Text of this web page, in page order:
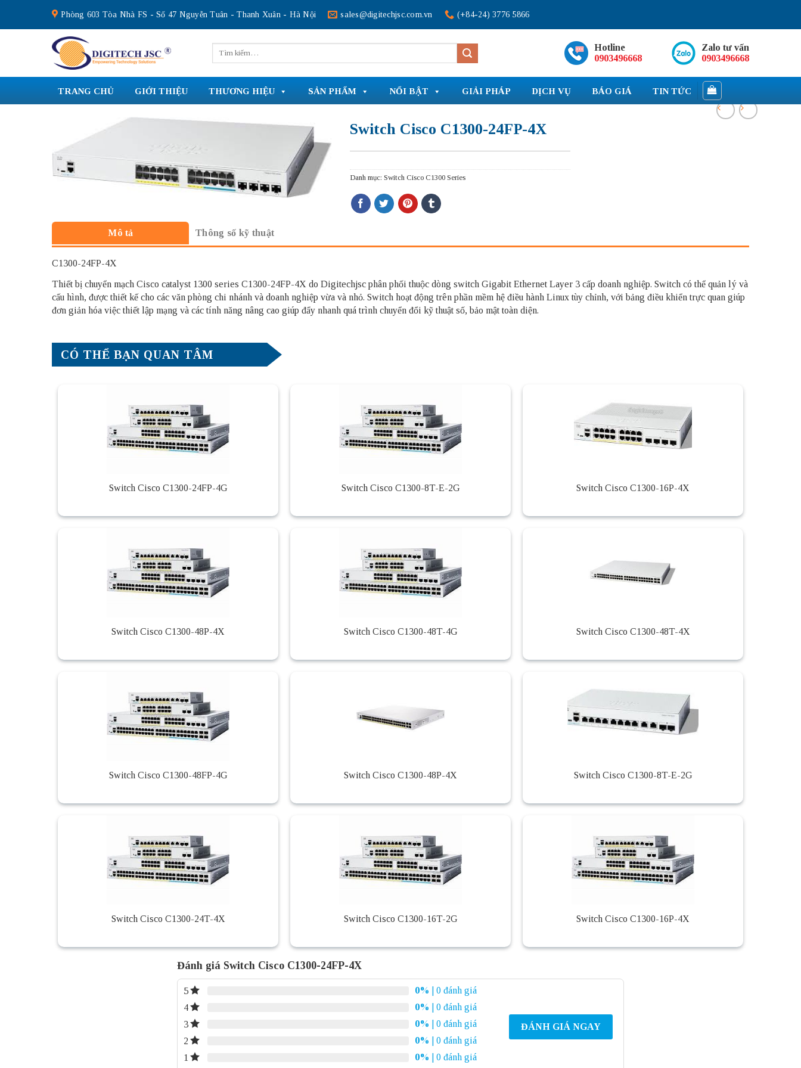
content
Phòng 603 Tòa Nhà FS - Số 47 Nguyễn Tuân - Thanh Xuân - Hà Nội sales@digitechjsc.com.vn (+84-24) 3776 5866
kiếm:
Hotline
0903496668
Zalo tư vấn
0903496668
TRANG CHỦ GIỚI THIỆU THƯƠNG HIỆU SẢN PHẨM NỔI BẬT GIẢI PHÁP DỊCH VỤ BÁO GIÁ TIN TỨC
Switch Cisco C1300-24FP-4X
Danh mục: Switch Cisco C1300 Series
Mô tả Thông số kỹ thuật
C1300-24FP-4X
Thiết bị chuyển mạch Cisco catalyst 1300 series C1300-24FP-4X do Digitechjsc phân phối thuộc dòng switch Gigabit Ethernet Layer 3 cấp doanh nghiệp. Switch có thể quản lý và
cấu hình, được thiết kế cho các văn phòng chi nhánh và doanh nghiệp vừa và nhỏ. Switch hoạt động trên phần mềm hệ điều hành Linux tùy chỉnh, với bảng điều khiển trực quan giúp
đơn giản hóa việc thiết lập mạng và các tính năng nâng cao giúp đẩy nhanh quá trình chuyển đổi kỹ thuật số, bảo mật toàn diện.
CÓ THỂ BẠN QUAN TÂM
Switch Cisco C1300-24FP-4G Switch Cisco C1300-8T-E-2G Switch Cisco C1300-16P-4X
Switch Cisco C1300-48P-4X Switch Cisco C1300-48T-4G Switch Cisco C1300-48T-4X
Switch Cisco C1300-48FP-4G Switch Cisco C1300-48P-4X Switch Cisco C1300-8T-E-2G
Switch Cisco C1300-24T-4X Switch Cisco C1300-16T-2G Switch Cisco C1300-16P-4X
Đánh giá Switch Cisco C1300-24FP-4X
5 0%
| 0 đánh giá
4
0%
| 0 đánh giá
3
0%
| 0 đánh giá
2
0%
| 0 đánh giá
1
0% | 0 đánh giá
ĐÁNH GIÁ NGAY